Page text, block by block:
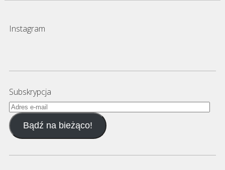
Instagram
Subskrypcja
Adres
e-
mailBądź na bieżąco!